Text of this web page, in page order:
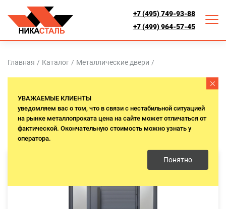
+7 (495) 749-93-88
+7 (499) 964-57-45
Главная / Каталог / Металлические двери /